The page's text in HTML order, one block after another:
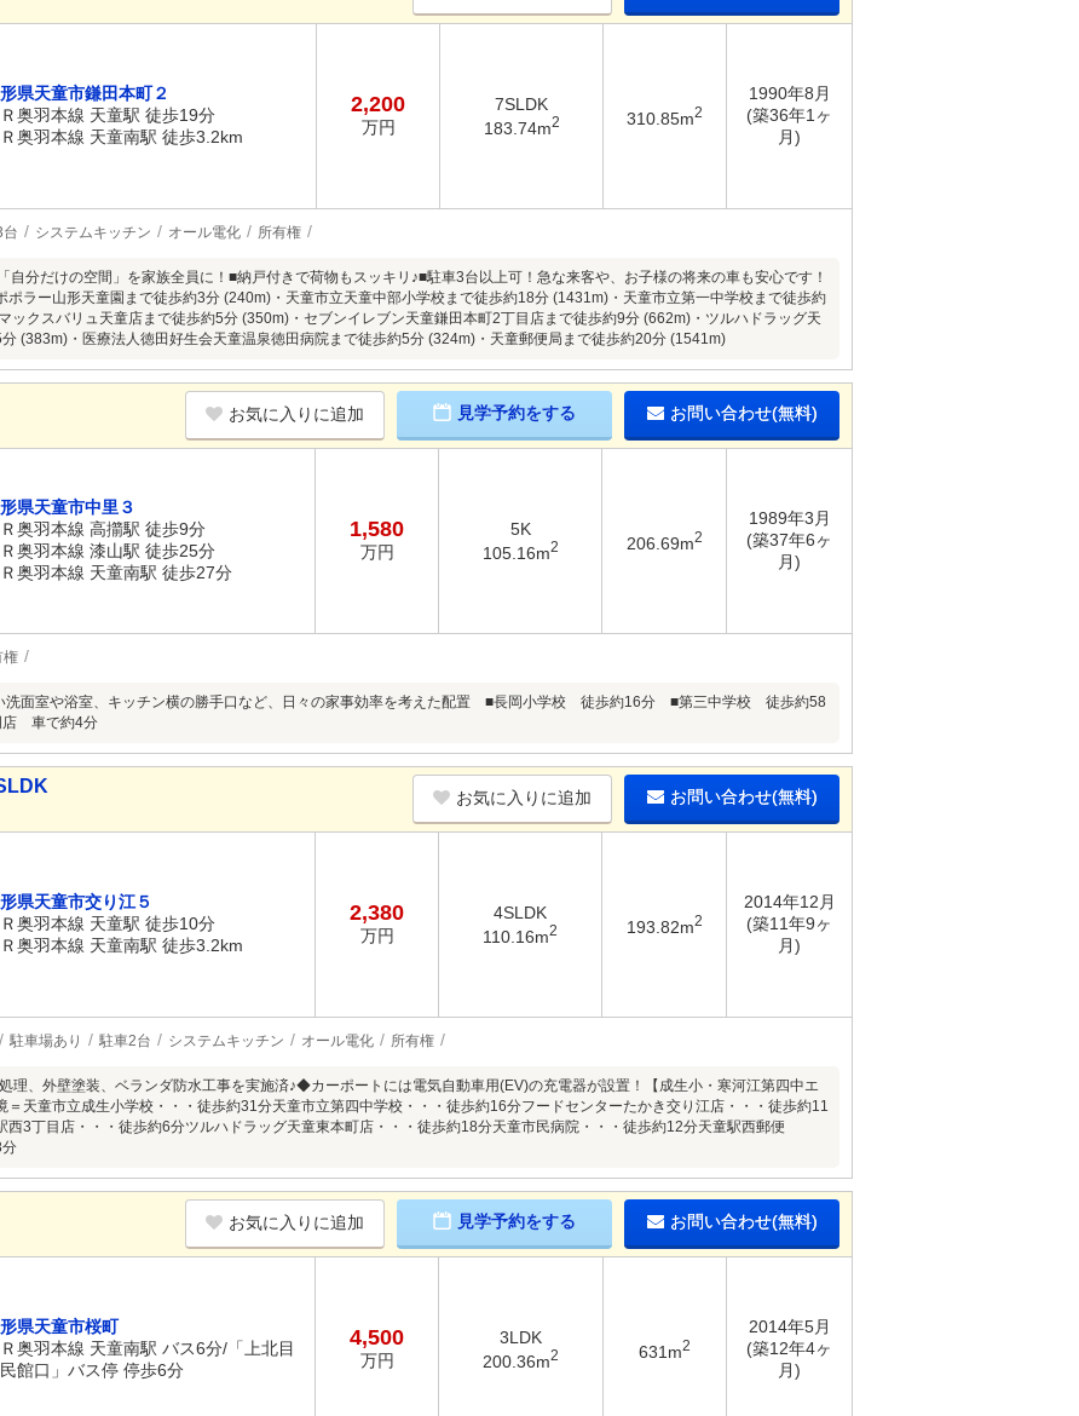
県天童市鎌田本町２
Ｒ奥羽本線 天童駅 徒歩19分
Ｒ奥羽本線 天童南駅 徒歩3.2km
2,200
万円
7SLDK
183.74m2 310.85m2
1990年8月
(築36年1ヶ
月)
台 システムキッチン オール電化 所有権
自分だけの空間」を家族全員に！■納戸付きで荷物もスッキリ♪■駐車3台以上可！急な来客や、お子様の将来の車も安心です！
ポラー山形天童園まで徒歩約3分 (240m)・天童市立天童中部小学校まで徒歩約18分 (1431m)・天童市立第一中学校まで徒歩約
ックスバリュ天童店まで徒歩約5分 (350m)・セブンイレブン天童鎌田本町2丁目店まで徒歩約9分 (662m)・ツルハドラッグ天
(383m)・医療法人徳田好生会天童温泉徳田病院まで徒歩約5分 (324m)・天童郵便局まで徒歩約20分 (1541m)
お気に入りに追加 見学予約をする お問い合わせ(無料)
県天童市中里３
Ｒ奥羽本線 高擶駅 徒歩9分
Ｒ奥羽本線 漆山駅 徒歩25分
Ｒ奥羽本線 天童南駅 徒歩27分
1,580
万円
5K
105.16m2 206.69m2
1989年3月
(築37年6ヶ
月)
権
洗面室や浴室、キッチン横の勝手口など、日々の家事効率を考えた配置 ■長岡小学校 徒歩約16分 ■第三中学校 徒歩約58
店 車で約4分
お気に入りに追加 お問い合わせ(無料)
県天童市交り江５
Ｒ奥羽本線 天童駅 徒歩10分
Ｒ奥羽本線 天童南駅 徒歩3.2km
2,380
万円
4SLDK
110.16m2 193.82m2
2014年12月
(築11年9ヶ
月)
駐車場あり 駐車2台 システムキッチン オール電化 所有権
理、外壁塗装、ベランダ防水工事を実施済♪◆カーポートには電気自動車用(EV)の充電器が設置！【成生小・寒河江第四中エ
＝天童市立成生小学校・・・徒歩約31分天童市立第四中学校・・・徒歩約16分フードセンターたかき交り江店・・・徒歩約11
西3丁目店・・・徒歩約6分ツルハドラッグ天童東本町店・・・徒歩約18分天童市民病院・・・徒歩約12分天童駅西郵便
お気に入りに追加 見学予約をする お問い合わせ(無料)
県天童市桜町
Ｒ奥羽本線 天童南駅 バス6分/「上北目
館口」バス停 停歩6分
4,500
万円
3LDK
200.36m2 631m2
2014年5月
(築12年4ヶ
月)